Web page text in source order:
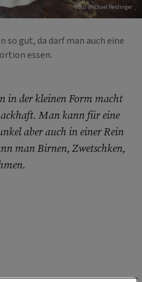
Foto: Michael Reidinger
so gut, da darf man auch eine
essen.
in der kleinen Form macht
Man kann für eine
aber auch in einer Rein
man Birnen, Zwetschken,